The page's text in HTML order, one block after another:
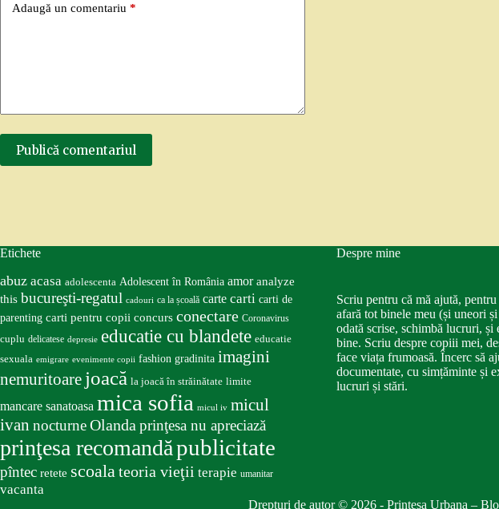
Adaugă un comentariu *
Publică comentariul
Etichete
abuz acasa adolescenta Adolescent în România amor analyze
this bucureşti-regatul cadouri ca la școală carte carti carti de
parenting carti pentru copii concurs conectare Coronavirus
cuplu delicatese depresie educatie cu blandete educatie
sexuala emigrare evenimente copii fashion gradinita imagini
nemuritoare joacă la joacă în străinătate limite
mancare sanatoasa mica sofia micul iv micul
ivan nocturneOlanda prinţesa nu apreciază
prinţesa recomandăpublicitate
pîntec retete scoalateoria vieţii terapie umanitar
vacanta
Despre mine
Scriu pentru că mă ajută,
afară tot binele meu (și uneori
odată scrise, schimbă lucruri, și
bine. Scriu despre copiii mei,
face viața frumoasă. Încerc să
documentate, cu simțăminte și
lucruri și stări.
Drepturi de autor © 2026 - Printesa Urbana –